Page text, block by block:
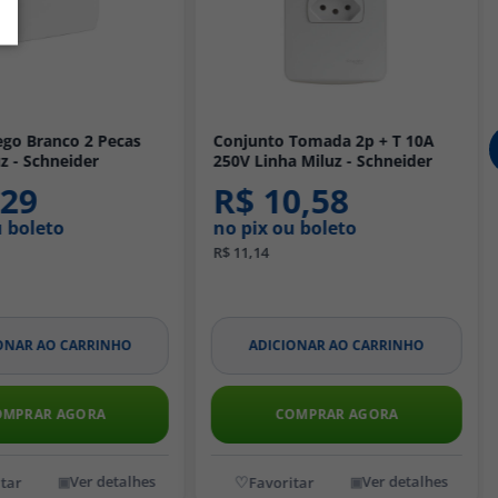
Branco 2 Pecas
- Schneider
boleto
AO CARRINHO
AGORA
Ver detalhes
Conjunto Tomada 2p + T 10A
250V Linha Miluz - Schneider
R$ 10,58
no pix ou boleto
R$ 11,14
ADICIONAR AO CARRINHO
COMPRAR AGORA
Ver detalhes